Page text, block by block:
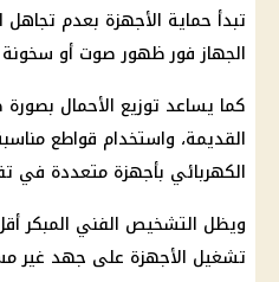
تبدأ حماية الأجهزة بعدم تجاهل
الجهاز فور ظهور صوت أو سخونة
كما يساعد توزيع الأحمال
القديمة، واستخدام قواطع
الكهربائي بأجهزة متعددة في
ويظل التشخيص الفني المبكر
تشغيل الأجهزة على جهد غير